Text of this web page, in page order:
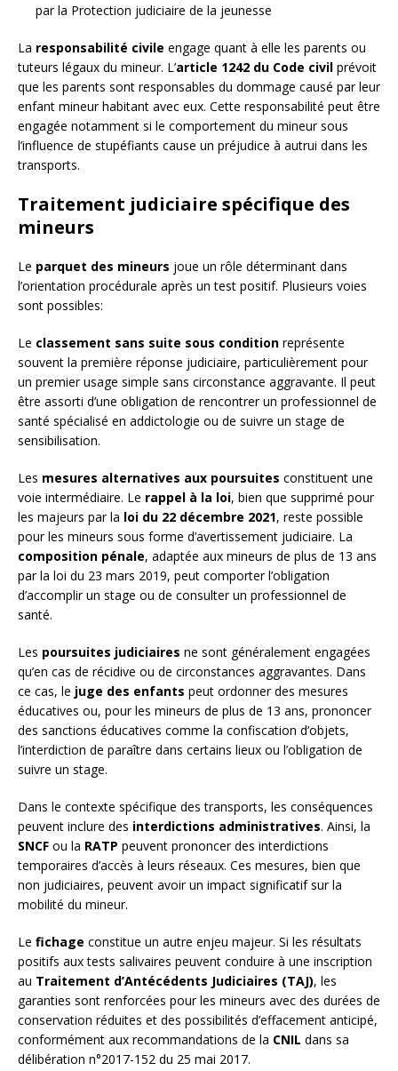
par la Protection judiciaire de la jeunesse
La responsabilité civile engage quant à elle les parents ou
tuteurs légaux du mineur. L’article 1242 du Code civil prévoit
que les parents sont responsables du dommage causé par leur
enfant mineur habitant avec eux. Cette responsabilité peut être
engagée notamment si le comportement du mineur sous
l’influence de stupéfiants cause un préjudice à autrui dans les
transports.
Traitement judiciaire spécifique des
mineurs
Le parquet des mineurs joue un rôle déterminant dans
l’orientation procédurale après un test positif. Plusieurs voies
sont possibles:
Le classement sans suite sous condition représente
souvent la première réponse judiciaire, particulièrement pour
un premier usage simple sans circonstance aggravante. Il peut
être assorti d’une obligation de rencontrer un professionnel de
santé spécialisé en addictologie ou de suivre un stage de
sensibilisation.
Les mesures alternatives aux poursuites constituent une
voie intermédiaire. Le rappel à la loi, bien que supprimé pour
les majeurs par la loi du 22 décembre 2021, reste possible
pour les mineurs sous forme d’avertissement judiciaire. La
composition pénale, adaptée aux mineurs de plus de 13 ans
par la loi du 23 mars 2019, peut comporter l’obligation
d’accomplir un stage ou de consulter un professionnel de
santé.
Les poursuites judiciaires ne sont généralement engagées
qu’en cas de récidive ou de circonstances aggravantes. Dans
ce cas, le juge des enfants peut ordonner des mesures
éducatives ou, pour les mineurs de plus de 13 ans, prononcer
des sanctions éducatives comme la confiscation d’objets,
l’interdiction de paraître dans certains lieux ou l’obligation de
suivre un stage.
Dans le contexte spécifique des transports, les conséquences
peuvent inclure des interdictions administratives. Ainsi, la
SNCF ou la RATP peuvent prononcer des interdictions
temporaires d’accès à leurs réseaux. Ces mesures, bien que
non judiciaires, peuvent avoir un impact significatif sur la
mobilité du mineur.
Le fichage constitue un autre enjeu majeur. Si les résultats
positifs aux tests salivaires peuvent conduire à une inscription
au Traitement d’Antécédents Judiciaires (TAJ), les
garanties sont renforcées pour les mineurs avec des durées de
conservation réduites et des possibilités d’effacement anticipé,
conformément aux recommandations de la CNIL dans sa
délibération n°2017-152 du 25 mai 2017.